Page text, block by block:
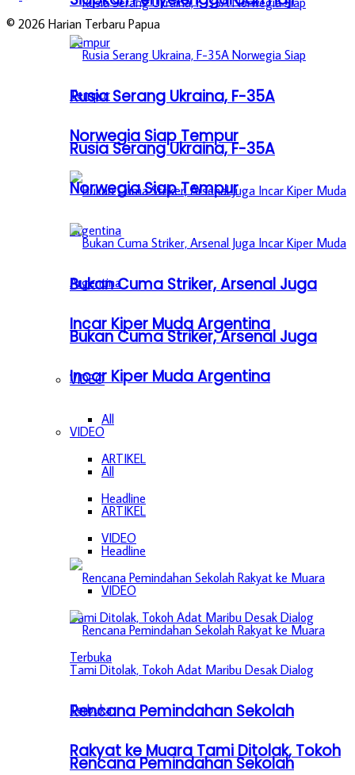
Rusia Serang Ukraina, F-35A
Norwegia Siap Tempur
Bukan Cuma Striker, Arsenal Juga
Incar Kiper Muda Argentina
VIDEO
All
ARTIKEL
Headline
VIDEO
Rencana Pemindahan Sekolah
Rakyat ke Muara Tami Ditolak, Tokoh
Rusia Serang Ukraina, F-35A
Norwegia Siap Tempur
Bukan Cuma Striker, Arsenal Juga
Incar Kiper Muda Argentina
VIDEO
All
ARTIKEL
Headline
VIDEO
Rencana Pemindahan Sekolah
© 2026 Harian Terbaru Papua